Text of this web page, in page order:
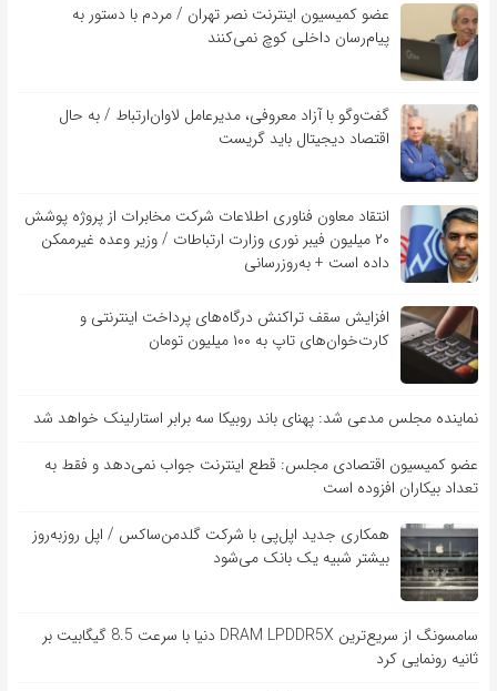
عضو کمیسیون اینترنت نصر تهران / مردم با دستور به
پیام‌رسان داخلی کوچ نمی‌کنند
گفت‌و‌گو با آزاد معروفی، مدیرعامل لاوان‌ارتباط / به حال
اقتصاد دیجیتال باید گریست
انتقاد معاون فناوری اطلاعات شرکت مخابرات از پروژه پوشش
۲۰ میلیون فیبر نوری وزارت ارتباطات / وزیر وعده غیرممکن
داده است + به‌روزرسانی
افزایش سقف تراکنش درگاه‌های پرداخت اینترنتی و
کارت‌خوان‌های تاپ به ۱۰۰ میلیون تومان
نماینده مجلس مدعی شد: پهنای باند روبیکا سه برابر استارلینک خواهد شد
عضو کمیسیون اقتصادی مجلس: قطع اینترنت جواب نمی‌دهد و فقط به
تعداد بیکاران افزوده است
همکاری جدید اپل‌پی با شرکت گلدمن‌ساکس / اپل روزبه‌روز
بیشتر شبیه یک بانک می‌شود
سامسونگ از سریع‌ترین DRAM LPDDR5X دنیا با سرعت 8.5 گیگابیت بر
ثانیه رونمایی کرد